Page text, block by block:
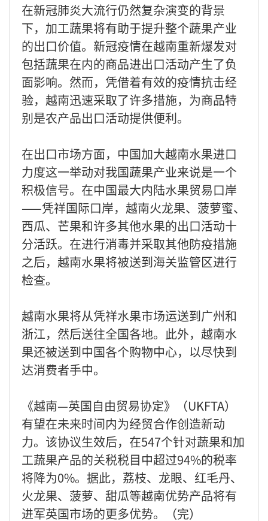
在新冠肺炎大流行仍然复杂演变的背景
下，加工蔬果将有助于提升整个蔬果产业
的出口价值。新冠疫情在越南重新爆发对
包括蔬果在内的商品进出口活动产生了负
面影响。然而，凭借着有效的疫情抗击经
验，越南迅速采取了许多措施，为商品特
别是农产品出口活动提供便利。
在出口市场方面，中国加大越南水果进口
力度这一举动对我国蔬果产业来说是一个
积极信号。在中国最大内陆水果贸易口岸
——凭祥国际口岸，越南火龙果、菠萝蜜、
西瓜、芒果和许多其他水果的出口活动十
分活跃。在进行消毒并采取其他防疫措施
之后，越南水果将被送到海关监管区进行
检查。
越南水果将从凭祥水果市场运送到广州和
浙江，然后送往全国各地。此外，越南水
果还被送到中国各个购物中心，以尽快到
达消费者手中。
《越南—英国自由贸易协定》（UKFTA）
有望在未来时间内为经贸合作创造新动
力。该协议生效后，在547个针对蔬果和加
工蔬果产品的关税税目中超过94%的税率
将降为0%。据此，荔枝、龙眼、红毛丹、
火龙果、菠萝、甜瓜等越南优势产品将有
进军英国市场的更多优势。（完）